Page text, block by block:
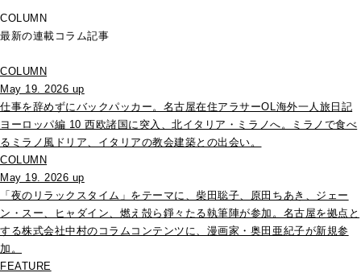
COLUMN
最新の連載コラム記事
COLUMN
May 19. 2026 up
仕事を辞めずにバックパッカー。名古屋在住アラサーOL海外一人旅日記
ヨーロッパ編 10 西欧諸国に突入、北イタリア・ミラノへ。ミラノで食べ
るミラノ風ドリア、イタリアの教会建築との出会い。
COLUMN
May 19. 2026 up
「夜のリラックスタイム」をテーマに、柴田聡子、原田ちあき、ジェー
ン・スー、ヒャダイン、燃え殻ら錚々たる執筆陣が参加。名古屋を拠点と
する株式会社中村のコラムコンテンツに、漫画家・奥田亜紀子が新規参
加。
FEATURE